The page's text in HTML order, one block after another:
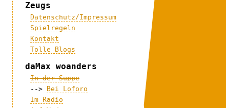
Zeugs
Datenschutz/Impressum
Spielregeln
Kontakt
Tolle Blogs
daMax woanders
In der Suppe
-->
Bei Loforo
Im Radio